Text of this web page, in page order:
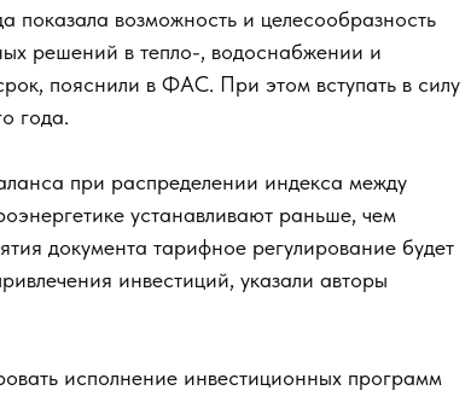
возможность и целесообразность
решений в тепло-, водоснабжении и
пояснили в ФАС. При этом вступать в силу
года.
при распределении индекса между
устанавливают раньше, чем
документа тарифное регулирование будет
инвестиций, указали авторы
исполнение инвестиционных программ